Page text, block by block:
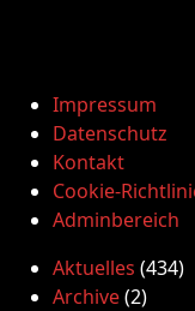
Impressum
Datenschutz
Kontakt
Cookie-
Adminbereich
Aktuelles (434)
Archive(2)